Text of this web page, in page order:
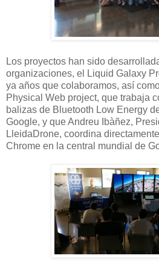
Los proyectos han sido
organizaciones, el Liquid Galaxy
ya años que colaboramos, así
Physical Web project, que trabaja
balizas de Bluetooth Low Energy
Google, y que Andreu Ibàñez,
LleidaDrone, coordina
Chrome en la central mundial de